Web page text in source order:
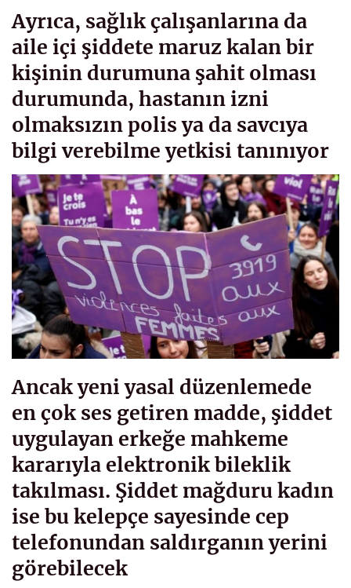
Ayrıca, sağlık çalışanlarına da
aile içi şiddete maruz kalan bir
kişinin durumuna şahit olması
durumunda, hastanın izni
olmaksızın polis ya da savcıya
bilgi verebilme yetkisi tanınıyor
Ancak yeni yasal düzenlemede
en çok ses getiren madde, şiddet
uygulayan erkeğe mahkeme
kararıyla elektronik bileklik
takılması. Şiddet mağduru kadın
ise bu kelepçe sayesinde cep
telefonundan saldırganın yerini
görebilecek